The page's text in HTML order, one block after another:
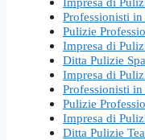
Professionisti
Pulizie
Impresa di
Ditta Pulizie
Impresa di
Professionisti
Pulizie
Impresa di
Ditta Pulizie